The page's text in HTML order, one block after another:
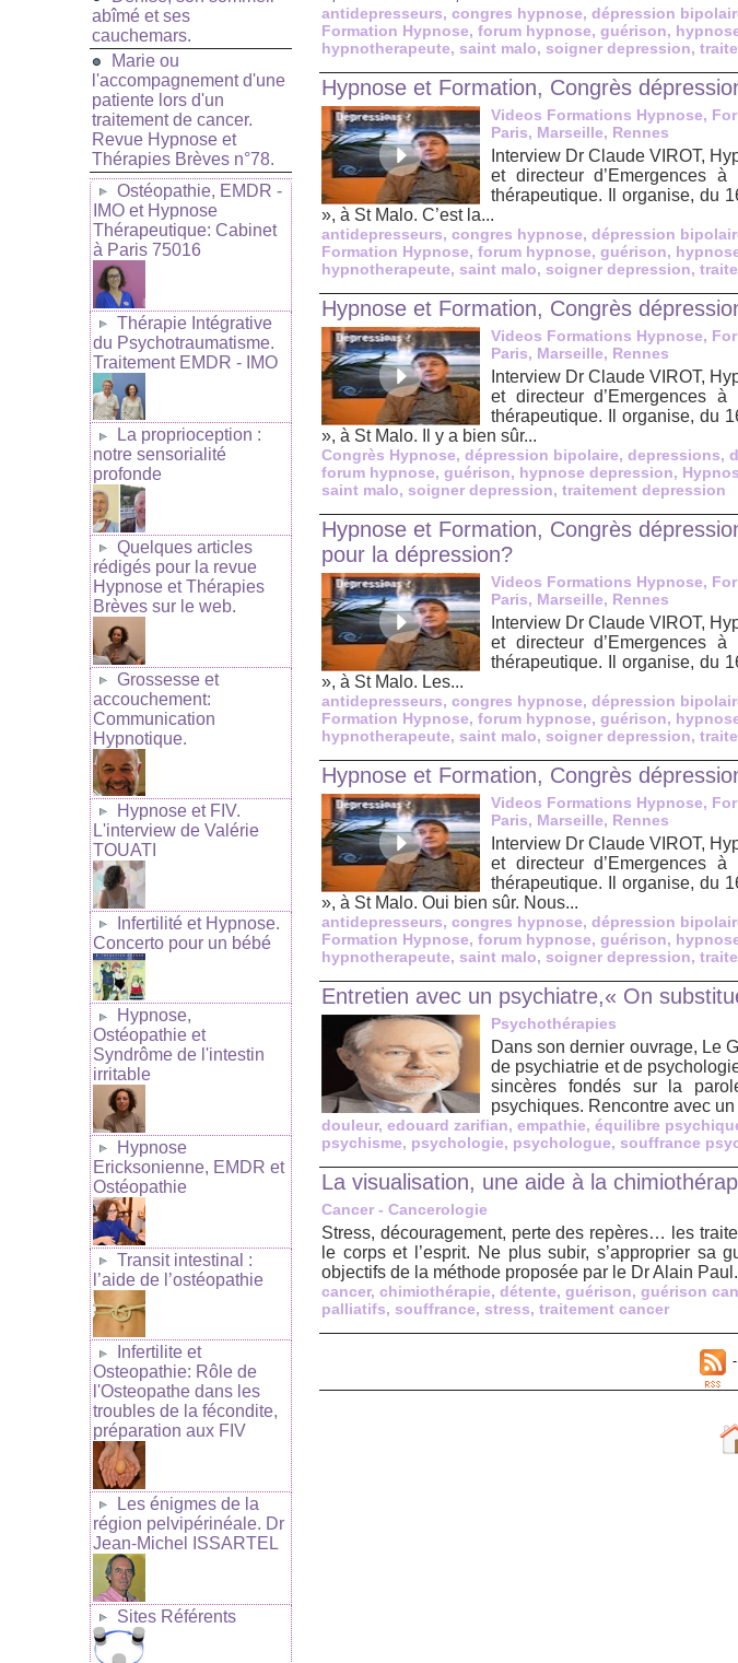
abîmé et ses
cauchemars.
Marie ou
l'accompagnement d'une
patiente lors d'un
traitement de cancer.
Revue Hypnose et
Thérapies Brèves n°78.
Ostéopathie, EMDR -
IMO et Hypnose
Thérapeutique: Cabinet
à Paris 75016
Thérapie Intégrative
du Psychotraumatisme.
Traitement EMDR - IMO
La proprioception :
notre sensorialité
profonde
Quelques articles
rédigés pour la revue
Hypnose et Thérapies
Brèves sur le web.
Grossesse et
accouchement:
Communication
Hypnotique.
Hypnose et FIV.
L'interview de Valérie
TOUATI
Infertilité et Hypnose.
Concerto pour un bébé
Hypnose,
Ostéopathie et
Syndrôme de l'intestin
irritable
Hypnose
Ericksonienne, EMDR et
Ostéopathie
Transit intestinal :
l’aide de l’ostéopathie
Infertilite et
Osteopathie: Rôle de
l'Osteopathe dans les
troubles de la fécondite,
préparation aux FIV
Les énigmes de la
région pelvipérinéale. Dr
Jean-Michel ISSARTEL
Sites Référents
antidepresseurs, congres hypnose, dépression
Formation Hypnose, forum hypnose, guérison,
hypnotherapeute, saint malo, soigner depression,
Hypnose et Formation, Congrès
Videos Formations Hypnose,
Paris, Marseille, Rennes
Interview Dr Claude VIROT,
et directeur d’Emergences
thérapeutique. Il organise, du
», à St Malo. C’est la...
antidepresseurs, congres hypnose, dépression
Formation Hypnose, forum hypnose, guérison,
hypnotherapeute, saint malo, soigner depression,
Hypnose et Formation, Congrès
Videos Formations Hypnose,
Paris, Marseille, Rennes
Interview Dr Claude VIROT,
et directeur d’Emergences
thérapeutique. Il organise, du
», à St Malo. Il y a bien sûr...
Congrès Hypnose, dépression bipolaire, depressions,
forum hypnose, guérison, hypnose depression,
saint malo, soigner depression, traitement depression
Hypnose et Formation, Congrès
pour la dépression?
Videos Formations Hypnose,
Paris, Marseille, Rennes
Interview Dr Claude VIROT,
et directeur d’Emergences
thérapeutique. Il organise, du
», à St Malo. Les...
antidepresseurs, congres hypnose, dépression
Formation Hypnose, forum hypnose, guérison,
hypnotherapeute, saint malo, soigner depression,
Hypnose et Formation, Congrès
Videos Formations Hypnose,
Paris, Marseille, Rennes
Interview Dr Claude VIROT,
et directeur d’Emergences
thérapeutique. Il organise, du
», à St Malo. Oui bien sûr. Nous...
antidepresseurs, congres hypnose, dépression
Formation Hypnose, forum hypnose, guérison,
hypnotherapeute, saint malo, soigner depression,
Entretien avec un psychiatre,« On
Psychothérapies
Dans son dernier ouvrage, Le
de psychiatrie et de
sincères fondés sur la
psychiques. Rencontre avec
douleur, edouard zarifian, empathie, équilibre
psychisme, psychologie, psychologue, souffrance
La visualisation, une aide à la
Cancer - Cancerologie
Stress, découragement, perte des repères… les
le corps et l’esprit. Ne plus subir, s’approprier
objectifs de la méthode proposée par le Dr Alain
cancer, chimiothérapie, détente, guérison, guérison
palliatifs, souffrance, stress, traitement cancer